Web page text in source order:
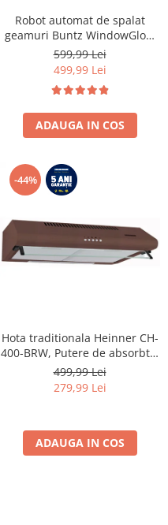
Robot automat de spalat
geamuri Buntz WindowGlow
BRC-J2– Putere de 72W,
2500Pa, tehnologie duala de
pulverizare, sistem anti-urme
și control inteligent, Alb
599,99 Lei
499,99 Lei
ADAUGA IN COS
-44%
Hota traditionala Heinner CH-
400-BRW, Putere de absorbtie
326.4 mc/h, 2 motoare, 60 cm,
Maro
499,99 Lei
279,99 Lei
ADAUGA IN COS